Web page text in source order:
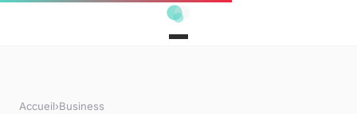
Accueil›Business